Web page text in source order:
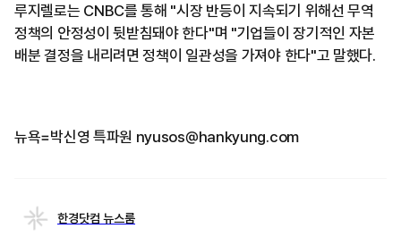
루지렐로는 CNBC를 통해 "시장 반등이 지속되기 위해선 무역
정책의 안정성이 뒷받침돼야 한다"며 "기업들이 장기적인 자본
배분 결정을 내리려면 정책이 일관성을 가져야 한다"고 말했다.
뉴욕=박신영 특파원 nyusos@hankyung.com
한경닷컴 뉴스룸